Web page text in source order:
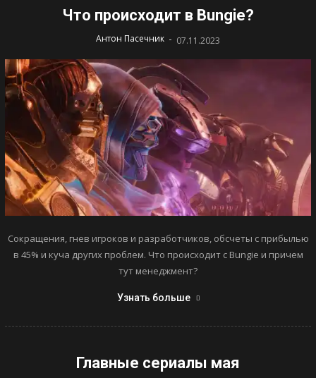
Что происходит в Bungie?
Антон Пасечник - 07.11.2023
Сокращения, гнев игроков и разработчиков, обсчеты с прибылью
в 45% и куча других проблем. Что происходит с Bungie и причем
тут менеджмент?
Узнать больше
Главные сериалы мая